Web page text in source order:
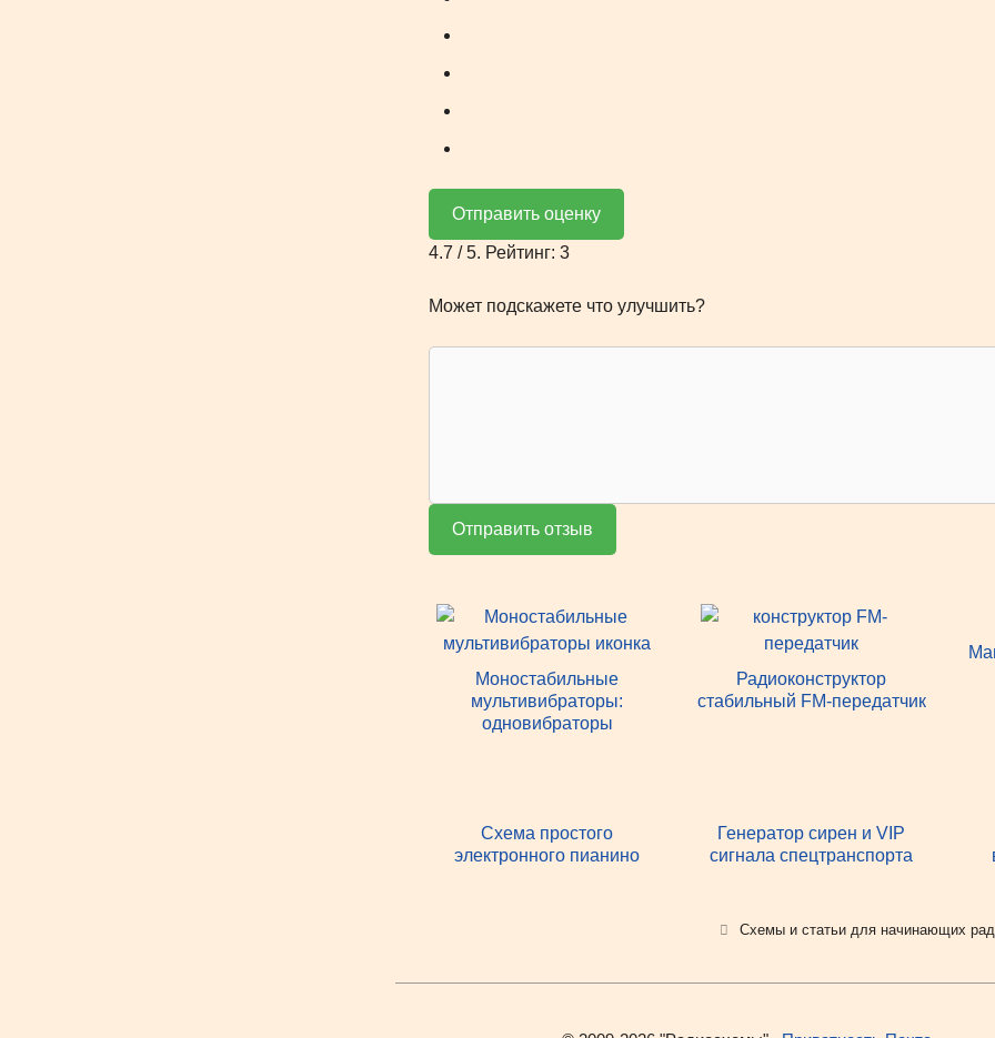
Отправить оценку
4.7 / 5. Рейтинг: 3
Может подскажете что улучшить?
Отправить отзыв
Моностабильные
мультивибраторы:
одновибраторы
Радиоконструктор
стабильный FM-передатчик
Схема простого
электронного пианино
Генератор сирен и VIP
сигнала спецтранспорта
Рубрики
Схемы и статьи для начинающих